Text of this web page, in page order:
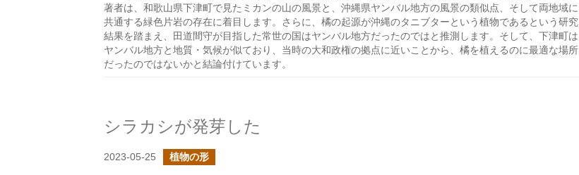
著者は、和歌山県下津町で見たミカンの山の風景と、沖縄県ヤンバル地方の風景の類似点、そして両地域に
共通する緑色片岩の存在に着目します。さらに、橘の起源が沖縄のタニブターという植物であるという研究
結果を踏まえ、田道間守が目指した常世の国はヤンバル地方だったのではと推測します。そして、下津町は
ヤンバル地方と地質・気候が似ており、当時の大和政権の拠点に近いことから、橘を植えるのに最適な場所
だったのではないかと結論付けています。
シラカシが発芽した
2023-05-25 植物の形